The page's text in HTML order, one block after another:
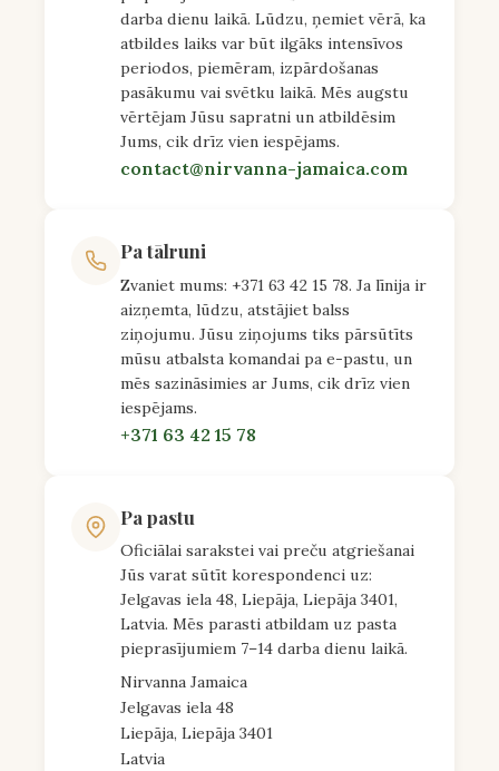
darba dienu laikā. Lūdzu, ņemiet vērā, ka
atbildes laiks var būt ilgāks intensīvos
periodos, piemēram, izpārdošanas
pasākumu vai svētku laikā. Mēs augstu
vērtējam Jūsu sapratni un atbildēsim
Jums, cik drīz vien iespējams.
contact@nirvanna-jamaica.com
Pa tālruni
Zvaniet mums: +371 63 42 15 78. Ja līnija ir
aizņemta, lūdzu, atstājiet balss
ziņojumu. Jūsu ziņojums tiks pārsūtīts
mūsu atbalsta komandai pa e-pastu, un
mēs sazināsimies ar Jums, cik drīz vien
iespējams.
+371 63 42 15 78
Pa pastu
Oficiālai sarakstei vai preču atgriešanai
Jūs varat sūtīt korespondenci uz:
Jelgavas iela 48, Liepāja, Liepāja 3401,
Latvia. Mēs parasti atbildam uz pasta
pieprasījumiem 7–14 darba dienu laikā.
Nirvanna Jamaica
Jelgavas iela 48
Liepāja, Liepāja 3401
Latvia